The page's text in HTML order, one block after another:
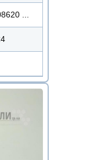
...